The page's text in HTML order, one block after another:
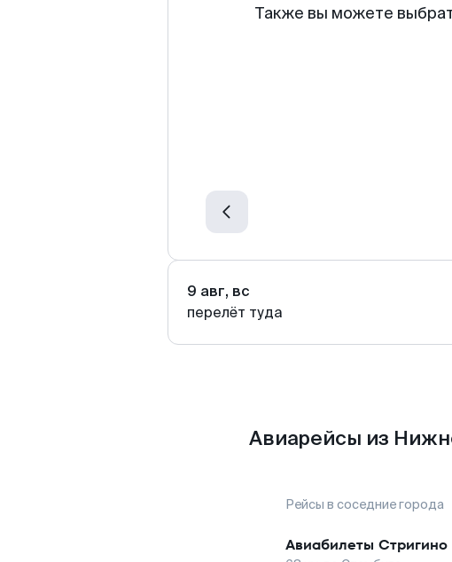
Также вы можете
9 авг, вс
перелёт туда
Авиарейсы из
Рейсы в соседние города
Авиабилеты Стригино